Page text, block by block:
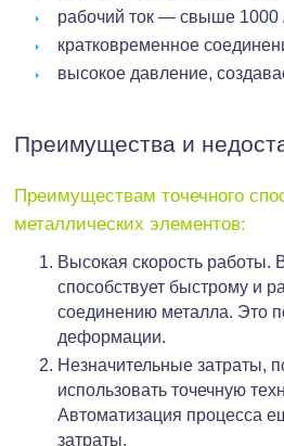
рабочий ток — свыше 1000
кратковременное
высокое давление,
Преимущества и
Преимуществам точечного
металлических элементов:
Высокая скорость работы.
способствует быстрому и
соединению металла. Это
деформации.
Незначительные затраты,
использовать точечную
Автоматизация процесса
затраты.